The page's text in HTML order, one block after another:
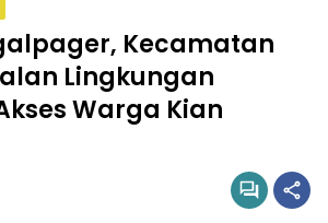
Kecamatan
Lingkungan
Warga Kian